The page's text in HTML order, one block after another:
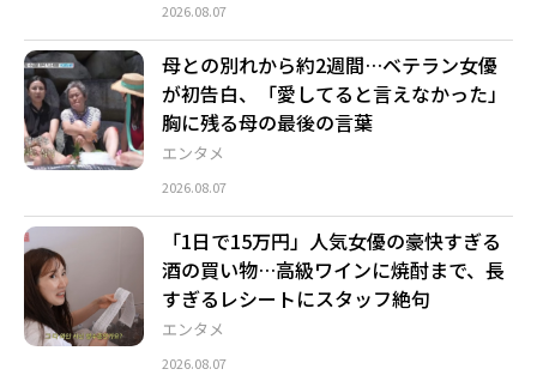
2026.08.07
エンタメ
母との別れから約2週間…ベテラン女優
が初告白、「愛してると言えなかった」
胸に残る母の最後の言葉
2026.08.07
エンタメ
「1日で15万円」人気女優の豪快すぎる
酒の買い物…高級ワインに焼酎まで、長
すぎるレシートにスタッフ絶句
2026.08.07